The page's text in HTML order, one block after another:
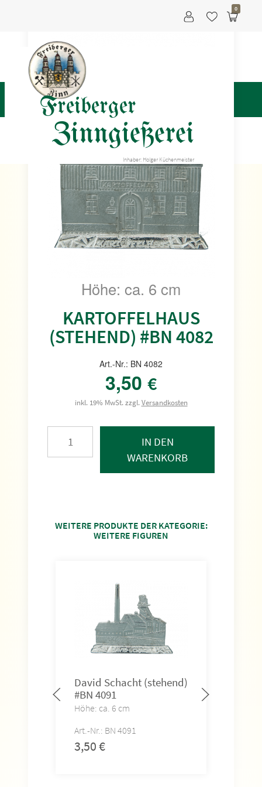
Freiberger
Zinngießerei
Inhaber: Holger Küchenmeister
0
Höhe: ca. 6 cm
KARTOFFELHAUS
(STEHEND) #BN 4082
Art.-Nr.: BN 4082
3,50 €
inkl. 19% MwSt. zzgl.Versandkosten
IN DEN
WARENKORB
WEITERE PRODUKTE DER KATEGORIE:
WEITERE FIGUREN
David Schacht (stehend)
#BN 4091
Höhe: ca. 6 cm
Art.-Nr.: BN 4091
3,50€